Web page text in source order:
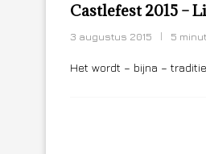
Castlefest 2015 –
3 augustus 2015 5
Het wordt – bijna –